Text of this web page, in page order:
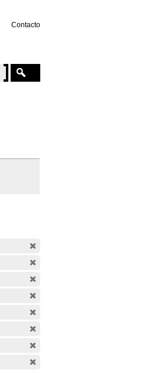
Contacto